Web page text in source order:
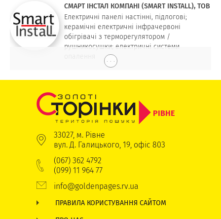
СМАРТ ІНСТАЛ КОМПАНІ (SMART INSTALL), ТОВ
Електричні панелі настінні, підлогові;
керамічні електричні інфрачервоні
обігрівачі з терморегулятором /
рушникосушки; електричні системи
. . .
РІВНЕ
33027, м. Рівне
вул. Д. Галицького, 19, офіс 803
(067) 362 4792
(099) 11 964 77
info@goldenpages.rv.ua
ПРАВИЛА КОРИСТУВАННЯ САЙТОМ